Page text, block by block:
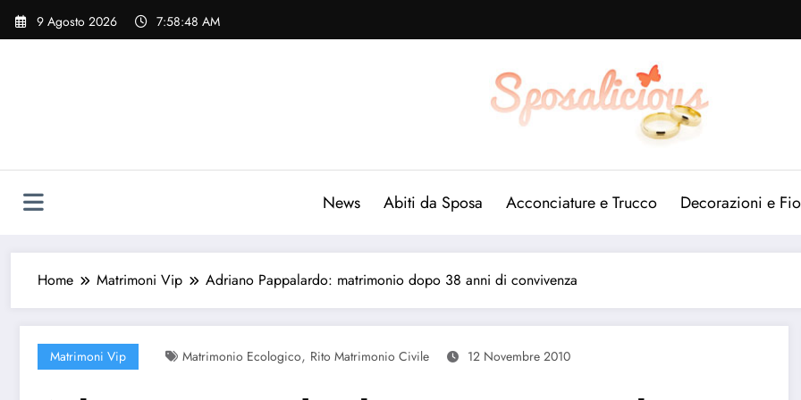
Vai
9 Agosto 2026 7:58:49 AM
News Abiti da Sposa Acconciature e Trucco Decorazioni e
Home Matrimoni Vip Adriano Pappalardo: matrimonio dopo 38 anni di convivenza
Matrimoni Vip Matrimonio Ecologico, Rito Matrimonio Civile 12 Novembre 2010